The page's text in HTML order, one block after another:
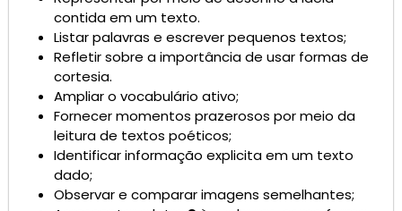
contida em um texto.
Listar palavras e escrever pequenos textos;
Refletir sobre a importância de usar formas de
cortesia.
Ampliar o vocabulário ativo;
Fornecer momentos prazerosos por meio da
leitura de textos poéticos;
Identificar informação explicita em um texto
dado;
Observar e comparar imagens semelhantes;